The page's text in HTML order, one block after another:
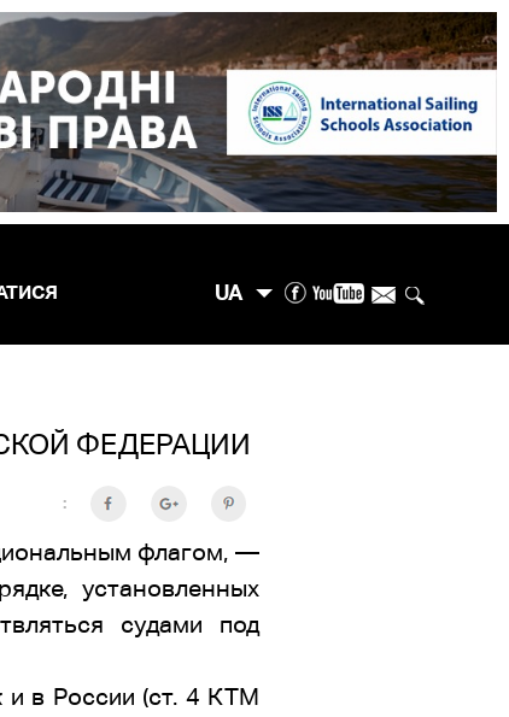
UA
ФЕДЕРАЦИИ
:
флагом, —
установленных
судами под
и в России (ст. 4 КТМ